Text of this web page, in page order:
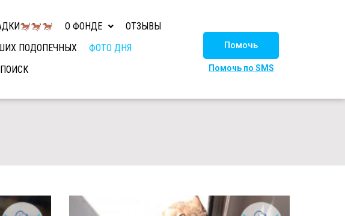
О ФОНДЕ
ОТЗЫВЫ
ПОДОПЕЧНЫХ
ФОТО ДНЯ
ПОИСК
Помочь
Помочь по SMS